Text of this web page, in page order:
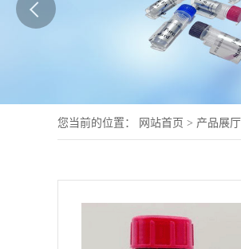
您当前的位置： 网站首页 > 产品展厅